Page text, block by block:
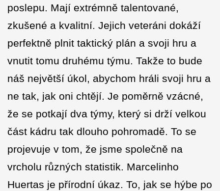
poslepu. Mají extrémně talentované,
zkušené a kvalitní. Jejich veteráni dokáží
perfektně plnit taktický plán a svoji hru a
vnutit tomu druhému týmu. Takže to bude
náš největší úkol, abychom hráli svoji hru a
ne tak, jak oni chtějí. Je poměrně vzácné,
že se potkají dva týmy, který si drží velkou
část kádru tak dlouho pohromadě. To se
projevuje v tom, že jsme společně na
vrcholu různých statistik. Marcelinho
Huertas je přírodní úkaz. To, jak se hýbe po